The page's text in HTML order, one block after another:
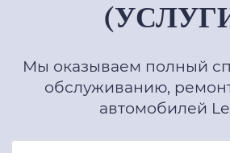
Мы оказываем полный
обслуживанию,
автомобилей